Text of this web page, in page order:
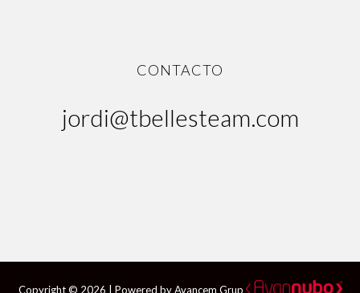
CONTACTO
jordi@tbellesteam.com
Copyright © 2026 | Powered by Avancem Grup